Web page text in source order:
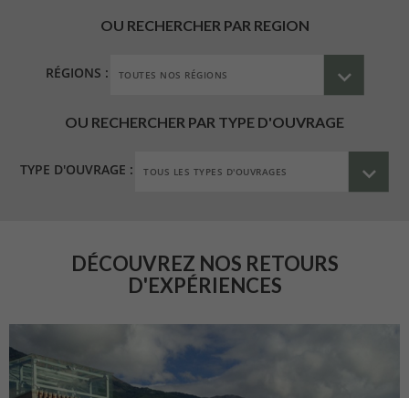
OU RECHERCHER PAR REGION
RÉGIONS :
OU RECHERCHER PAR TYPE D'OUVRAGE
TYPE D'OUVRAGE :
DÉCOUVREZ NOS RETOURS
D'EXPÉRIENCES